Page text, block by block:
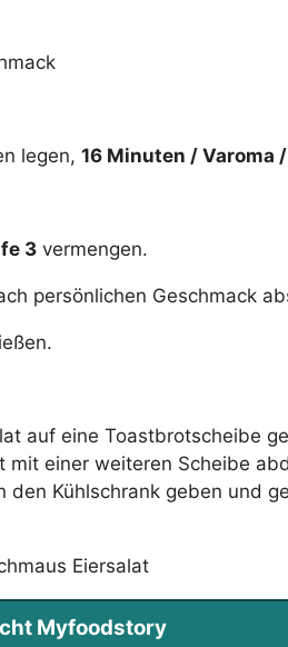
legen, 16 Minuten / Varoma
3 vermengen.
persönlichen Geschmack
auf eine Toastbrotscheibe
einer weiteren Scheibe
Kühlschrank geben und
Myfoodstory